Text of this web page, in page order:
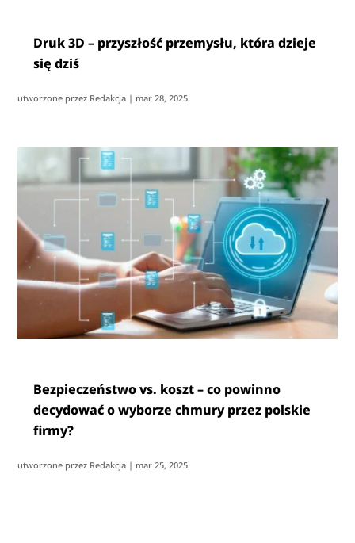
Druk 3D – przyszłość przemysłu, która dzieje
się dziś
utworzone przez Redakcja | mar 28, 2025
Bezpieczeństwo vs. koszt – co powinno
decydować o wyborze chmury przez polskie
firmy?
utworzone przez Redakcja | mar 25, 2025